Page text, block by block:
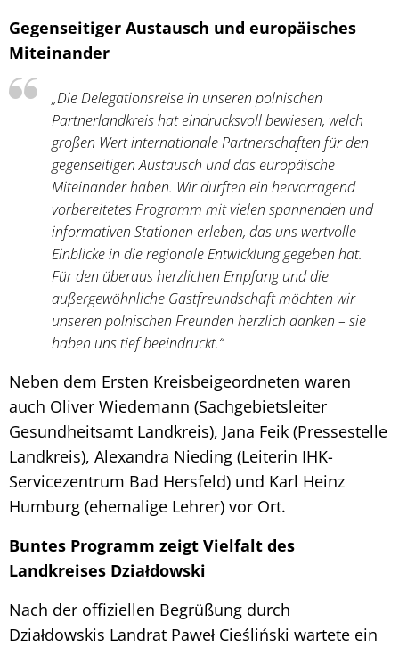
Gegenseitiger Austausch und europäisches
Miteinander
„Die Delegationsreise in unseren polnischen
Partnerlandkreis hat eindrucksvoll bewiesen, welch
großen Wert internationale Partnerschaften für den
gegenseitigen Austausch und das europäische
Miteinander haben. Wir durften ein hervorragend
vorbereitetes Programm mit vielen spannenden und
informativen Stationen erleben, das uns wertvolle
Einblicke in die regionale Entwicklung gegeben hat.
Für den überaus herzlichen Empfang und die
außergewöhnliche Gastfreundschaft möchten wir
unseren polnischen Freunden herzlich danken – sie
haben uns tief beeindruckt.“
Neben dem Ersten Kreisbeigeordneten waren
auch Oliver Wiedemann (Sachgebietsleiter
Gesundheitsamt Landkreis), Jana Feik (Pressestelle
Landkreis), Alexandra Nieding (Leiterin IHK-
Servicezentrum Bad Hersfeld) und Karl Heinz
Humburg (ehemalige Lehrer) vor Ort.
Buntes Programm zeigt Vielfalt des
Landkreises Działdowski
Nach der offiziellen Begrüßung durch
Działdowskis Landrat Paweł Cieśliński wartete ein